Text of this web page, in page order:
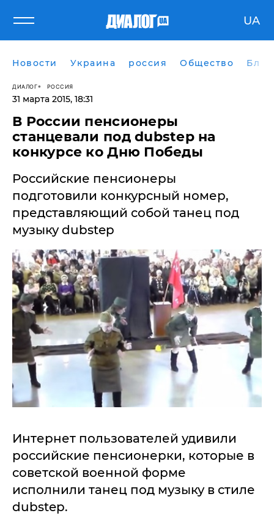
UA
Новости Украина россия Общество
ДИАЛОГ РОССИЯ
31 марта 2015, 18:31
В России пенсионеры
станцевали под dubstep на
конкурсе ко Дню Победы
Российские пенсионеры
подготовили конкурсный номер,
представляющий собой танец под
музыку dubstep
Интернет пользователей удивили
российские пенсионерки, которые в
советской военной форме
исполнили танец под музыку в стиле
dubstep.